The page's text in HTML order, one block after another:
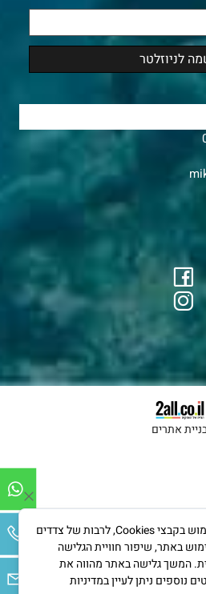
אתרים
לידיעתך, באתרנו נעשה שימוש בקבצי Cookies, לרבות של צדדים
באתר, שיפור חוויית הגלישה
המשך גלישה באתר מהווה את
ניתן לעיין במדיניות